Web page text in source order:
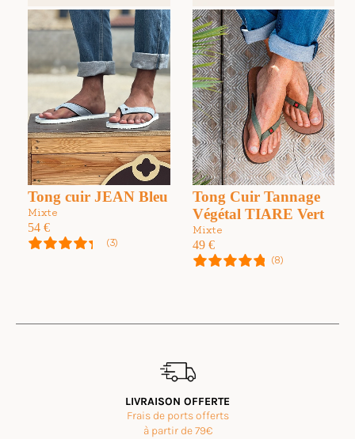
Tong cuir JEAN Bleu
Mixte
54 €
(3)
Tong Cuir Tannage
Végétal TIARE Vert
Mixte
49 €
(8)
Très confortables mais rapidement salissante.
Très confortables mais rapidement salissante
Mon Sep 15 2025 18:48:18 GMT+0000 (Coordinated Universal
LIVRAISON OFFERTE
Frais de ports offerts
à partir de 79€